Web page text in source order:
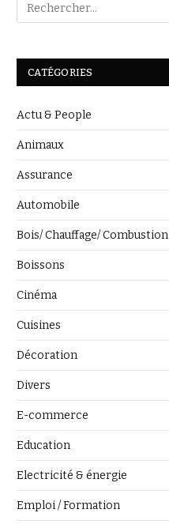
CATÉGORIES
Actu & People
Animaux
Assurance
Automobile
Bois/ Chauffage/ Combustion
Boissons
Cinéma
Cuisines
Décoration
Divers
E-commerce
Education
Electricité & énergie
Emploi / Formation